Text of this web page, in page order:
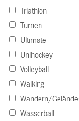
Triathlon
Turnen
Ultimate
Unihockey
Volleyball
Walking
Wandern/
Wasserball